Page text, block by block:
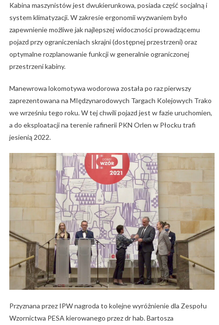
Kabina maszynistów jest dwukierunkowa, posiada część socjalną i
system klimatyzacji. W zakresie ergonomii wyzwaniem było
zapewnienie możliwe jak najlepszej widoczności prowadzącemu
pojazd przy ograniczeniach skrajni (dostępnej przestrzeni) oraz
optymalne rozplanowanie funkcji w generalnie ograniczonej
przestrzeni kabiny.
Manewrowa lokomotywa wodorowa została po raz pierwszy
zaprezentowana na MIędzynarodowych Targach Kolejowych Trako
we wrześniu tego roku. W tej chwili pojazd jest w fazie uruchomien,
a do eksploatacji na terenie rafinerii PKN Orlen w Płocku trafi
jesienią 2022.
Przyznana przez IPW nagroda to kolejne wyróżnienie dla Zespołu
Wzornictwa PESA kierowanego przez dr hab. Bartosza